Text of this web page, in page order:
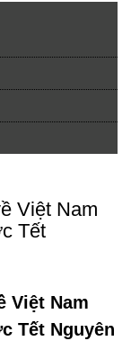
Việt Nam
Tết
Việt Nam
Tết Nguyên